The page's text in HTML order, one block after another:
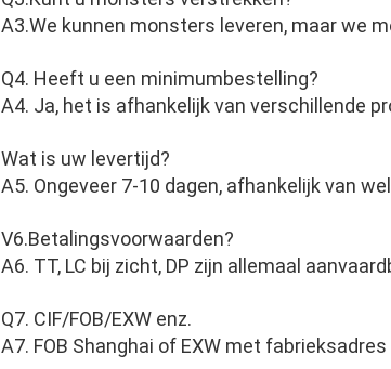
A3.We kunnen monsters leveren, maar we
Q4. Heeft u een minimumbestelling?
A4. Ja, het is afhankelijk van verschillende
Wat is uw levertijd?
A5. Ongeveer 7-10 dagen, afhankelijk van
V6.Betalingsvoorwaarden?
A6. TT, LC bij zicht, DP zijn allemaal
Q7. CIF/FOB/EXW enz.
A7. FOB Shanghai of EXW met